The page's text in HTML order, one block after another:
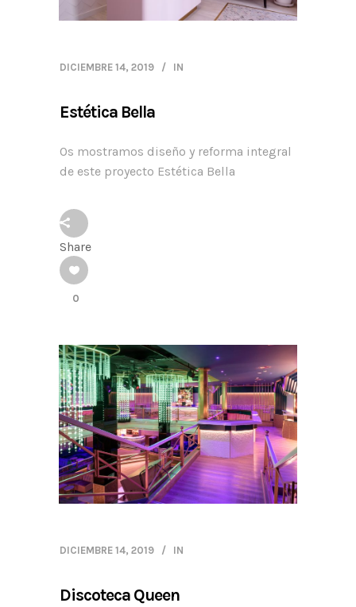
DICIEMBRE 14, 2019 IN
Estética Bella
Os mostramos diseño y reforma integral
de este proyecto Estética Bella
Share
0
DICIEMBRE 14, 2019 IN
Discoteca Queen